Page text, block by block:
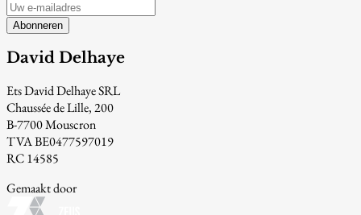
Abonneren
David Delhaye
Ets David Delhaye SRL
Chaussée de Lille, 200
B-7700 Mouscron
TVA BE0477597019
RC 14585
Gemaakt door